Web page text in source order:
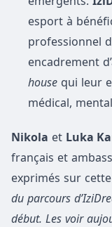
esport à
professionnel
encadrement
house qui leur
médical,
Nikola et Luka
français et
exprimés sur
du parcours
début. Les voir